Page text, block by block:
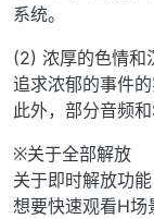
系统。
(2) 浓厚的色情和
追求浓郁的事件的
此外，部分音频
※关于全部解放
关于即时解放功能
想要快速观看H场